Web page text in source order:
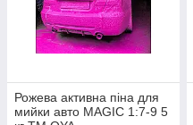
Рожева активна піна для
мийки авто MAGIC 1:7-9 5